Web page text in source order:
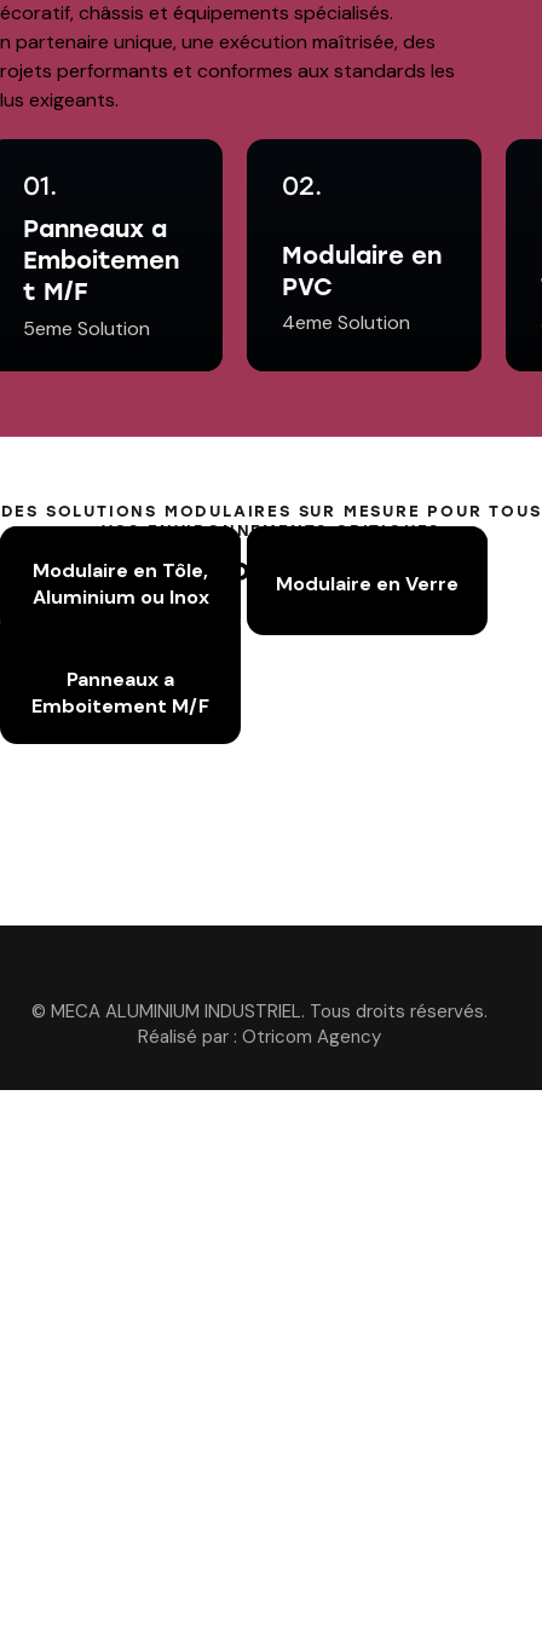
châssis et équipements spécialisés.
partenaire unique, une exécution maîtrisée, des
performants et conformes aux standards les
exigeants.
01.
Panneaux a
Emboitemen
t M/F
5eme Solution
02.
Modulaire en
PVC
4eme Solution
DES SOLUTIONS MODULAIRES SUR MESURE POUR TOUS
VOS ENVIRONNEMENTS CRITIQUES
5 Solutions
Modulaire en HPL
Modulaire en Tôle,
Aluminium ou Inox
Modulaire en Verre
Panneaux a
Emboitement M/F
© MECA ALUMINIUM INDUSTRIEL. Tous droits réservés.
Réalisé par : Otricom Agency